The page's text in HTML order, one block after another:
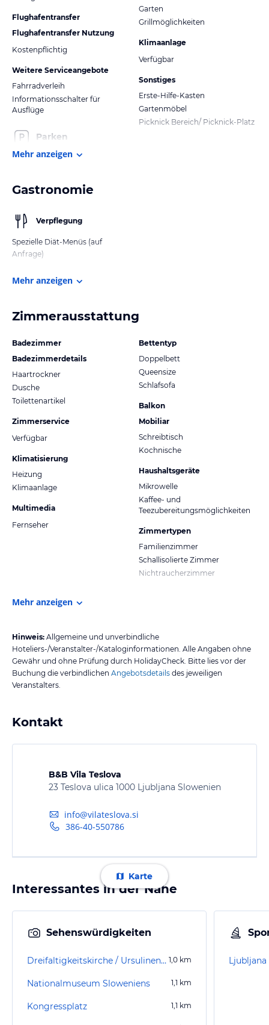
Flughafentransfer
Flughafentransfer Nutzung
Kostenpflichtig
Weitere Serviceangebote
Fahrradverleih
Informationsschalter für
Ausflüge
Parken
Garten
Grillmöglichkeiten
Klimaanlage
Verfügbar
Sonstiges
Erste-Hilfe-Kasten
Gartenmöbel
Picknick Bereich/ Picknick-Platz
Mehr anzeigen
Gastronomie
Verpflegung
Spezielle Diät-Menüs (auf
Anfrage)
Mehr anzeigen
Zimmerausstattung
Badezimmer
Badezimmerdetails
Haartrockner
Dusche
Toilettenartikel
Zimmerservice
Verfügbar
Klimatisierung
Heizung
Klimaanlage
Multimedia
Fernseher
Bettentyp
Doppelbett
Queensize
Schlafsofa
Balkon
Mobiliar
Schreibtisch
Kochnische
Haushaltsgeräte
Mikrowelle
Kaffee- und
Teezubereitungsmöglichkeiten
Zimmertypen
Familienzimmer
Schallisolierte Zimmer
Nichtraucherzimmer
Mehr anzeigen
Hinweis: Allgemeine und unverbindliche
Hoteliers-/Veranstalter-/Kataloginformationen. Alle Angaben ohne
Gewähr und ohne Prüfung durch HolidayCheck. Bitte lies vor der
Buchung die verbindlichen Angebotsdetails des jeweiligen
Veranstalters.
Kontakt
B&B Vila Teslova
23 Teslova ulica 1000 Ljubljana Slowenien
info@vilateslova.si
386-40-550786
Karte
Interessantes in der Nähe
Sehenswürdigkeiten
Dreifaltigkeitskirche / Ursulinenkirche 1,0 km
Nationalmuseum Sloweniens 1,1 km
Kongressplatz 1,1 km